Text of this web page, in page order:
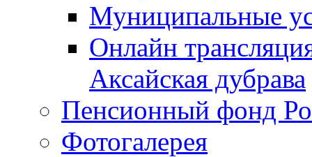
Муниципальные
Онлайн
Аксайская дубрава
Пенсионный фонд
Фотогалерея